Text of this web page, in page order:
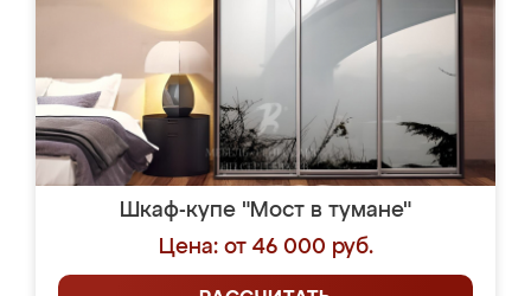
Шкаф-купе "Мост в тумане"
Цена: от 46 000 руб.